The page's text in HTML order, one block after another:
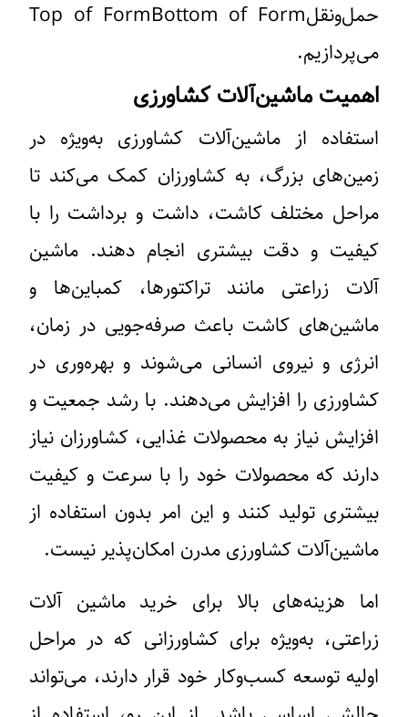
حمل‌ونقلTop of FormBottom of Form
می‌پردازیم.
اهمیت ماشین‌آلات کشاورزی
استفاده از ماشین‌آلات کشاورزی به‌ویژه در
زمین‌های بزرگ، به کشاورزان کمک می‌کند تا
مراحل مختلف کاشت، داشت و برداشت را با
کیفیت و دقت بیشتری انجام دهند. ماشین
آلات زراعتی مانند تراکتورها، کمباین‌ها و
ماشین‌های کاشت باعث صرفه‌جویی در زمان،
انرژی و نیروی انسانی می‌شوند و بهره‌وری در
کشاورزی را افزایش می‌دهند. با رشد جمعیت و
افزایش نیاز به محصولات غذایی، کشاورزان نیاز
دارند که محصولات خود را با سرعت و کیفیت
بیشتری تولید کنند و این امر بدون استفاده از
ماشین‌آلات کشاورزی مدرن امکان‌پذیر نیست.
اما هزینه‌های بالا برای خرید ماشین آلات
زراعتی، به‌ویژه برای کشاورزانی که در مراحل
اولیه توسعه کسب‌وکار خود قرار دارند، می‌تواند